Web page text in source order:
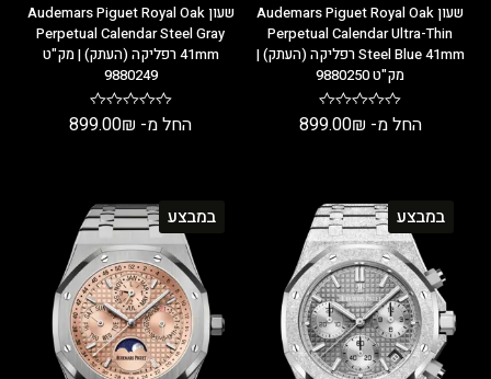
שעון Audemars Piguet Royal Oak
Perpetual Calendar Ultra-Thin
Steel Blue 41mm רפליקה (העתק) |
מק"ט 9880250
החל מ- 899.00₪
שעון Audemars Piguet Royal Oak
Perpetual Calendar Steel Gray
41mm רפליקה (העתק) | מק"ט
9880249
החל מ- 899.00₪
במבצע במבצע